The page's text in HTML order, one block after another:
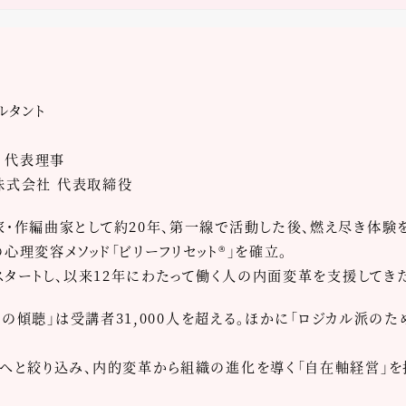
ント
代表理事
株式会社 代表取締役
編曲家として約20年、第一線で活動した後、燃え尽き体験
変容メソッド「ビリーフリセット®」を確立。
ートし、以来12年にわたって働く人の内面変革を支援してき
の傾聴」は受講者31,000人を超える。ほかに「ロジカル派の
と絞り込み、内的変革から組織の進化を導く「自在軸経営」